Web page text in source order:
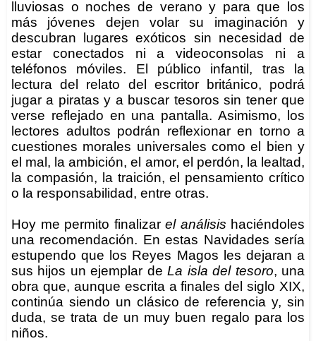
lluviosas o noches de verano y para que los
más jóvenes dejen volar su imaginación y
descubran lugares exóticos sin necesidad de
estar conectados ni a videoconsolas ni a
teléfonos móviles. El público infantil, tras la
lectura del relato del escritor británico, podrá
jugar a piratas y a buscar tesoros sin tener que
verse reflejado en una pantalla. Asimismo, los
lectores adultos podrán reflexionar en torno a
cuestiones morales universales como el bien y
el mal, la ambición, el amor, el perdón, la lealtad,
la compasión, la traición, el pensamiento crítico
o la responsabilidad, entre otras.
Hoy me permito finalizar el análisis haciéndoles
una recomendación. En estas Navidades sería
estupendo que los Reyes Magos les dejaran a
sus hijos un ejemplar deLa isla del tesoro, una
obra que, aunque escrita a finales del siglo XIX,
continúa siendo un clásico de referencia y, sin
duda, se trata de un muy buen regalo para los
niños.